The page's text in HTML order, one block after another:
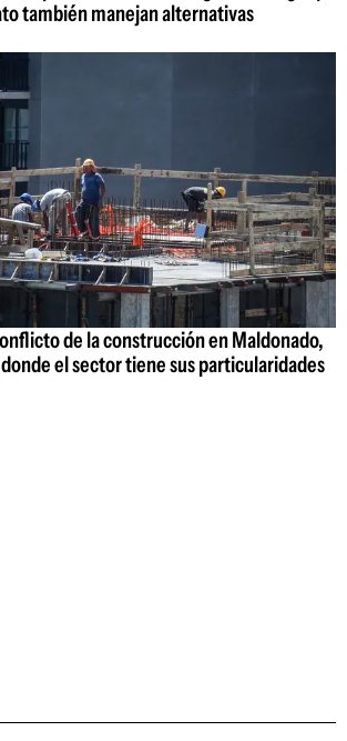
también manejan alternativas
de la construcción en Maldonado,
el sector tiene sus particularidades